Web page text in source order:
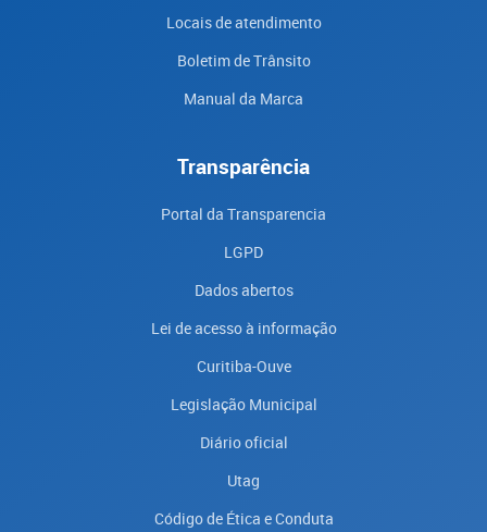
Locais de atendimento
Boletim de Trânsito
Manual da Marca
Transparência
Portal da Transparencia
LGPD
Dados abertos
Lei de acesso à informação
Curitiba-Ouve
Legislação Municipal
Diário oficial
Utag
Código de Ética e Conduta